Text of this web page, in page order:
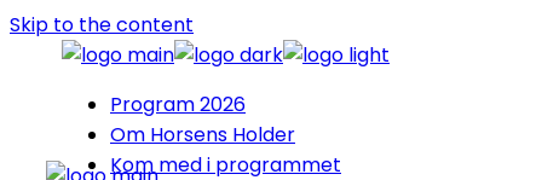
Skip to the content
Program 2026
Om Horsens Holder
Kom med i programmet